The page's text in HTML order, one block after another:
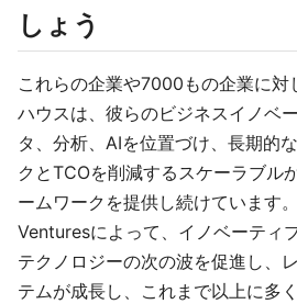
しょう
これらの企業や7000もの企業に
ハウスは、彼らのビジネスイノベ
タ、分析、AIを位置づけ、長期的
クとTCOを削減するスケーラブル
ームワークを提供し続けています
Venturesによって、イノベーティ
テクノロジーの次の波を促進し、
テムが成長し、これまで以上に多